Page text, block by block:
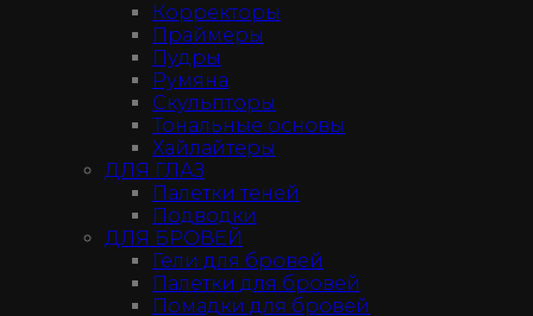
Корректоры
Праймеры
Пудры
Румяна
Скульпторы
Тональные основы
Хайлайтеры
ДЛЯ ГЛАЗ
Палетки теней
Подводки
ДЛЯ БРОВЕЙ
Гели для бровей
Палетки для бровей
Помадки для бровей